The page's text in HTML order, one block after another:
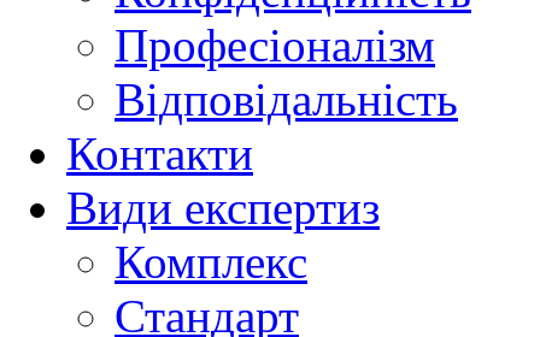
Професіоналізм
Відповідальність
Контакти
Види експертиз
Комплекс
Стандарт